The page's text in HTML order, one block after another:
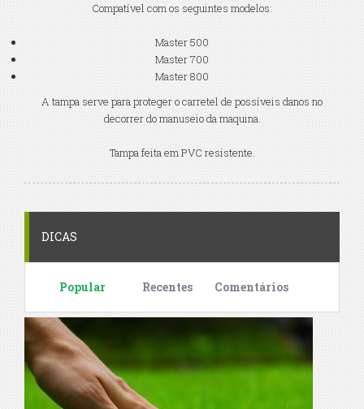
Compatível com os seguintes modelos:
Master 500
Master 700
Master 800
A tampa serve para proteger o carretel de possíveis danos no
decorrer do manuseio da maquina.
Tampa feita em PVC resistente.
DICAS
Popular Recentes Comentários